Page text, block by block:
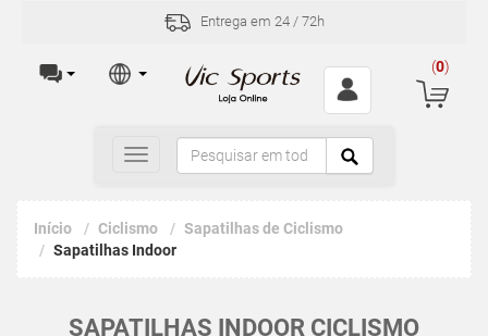
Entrega em 24 / 72h
(0)
Toggle
navigation
Início Ciclismo
Sapatilhas de Ciclismo
Sapatilhas Indoor
SAPATILHAS INDOOR CICLISMO